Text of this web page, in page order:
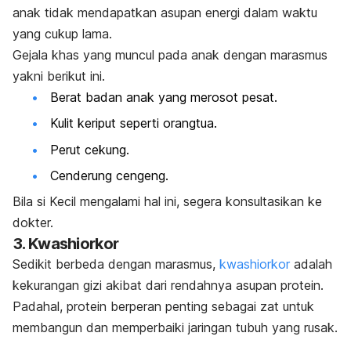
anak tidak mendapatkan asupan energi dalam waktu
yang cukup lama.
Gejala khas yang muncul pada anak dengan marasmus
yakni berikut ini.
Berat badan anak yang merosot pesat.
Kulit keriput seperti orangtua.
Perut cekung.
Cenderung cengeng.
Bila si Kecil mengalami hal ini, segera konsultasikan ke
dokter.
3. Kwashiorkor
Sedikit berbeda dengan marasmus, kwashiorkor adalah
kekurangan gizi akibat dari rendahnya asupan protein.
Padahal, protein berperan penting sebagai zat untuk
membangun dan memperbaiki jaringan tubuh yang rusak.